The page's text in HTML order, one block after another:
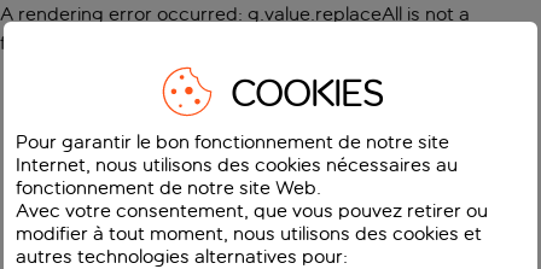
A rendering error occurred: g.value.replaceAll is not a
function
COOKIES
Pour garantir le bon fonctionnement de notre site
Internet, nous utilisons des cookies nécessaires au
fonctionnement de notre site Web.
Avec votre consentement, que vous pouvez retirer ou
modifier à tout moment, nous utilisons des cookies et
autres technologies alternatives pour: